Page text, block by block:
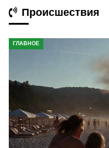
Происшествия
ГЛАВНОЕ